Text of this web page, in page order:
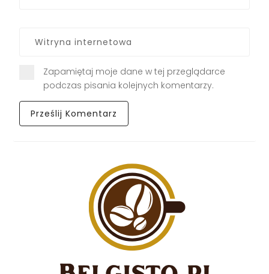
Zapamiętaj moje dane w tej przeglądarce
podczas pisania kolejnych komentarzy.